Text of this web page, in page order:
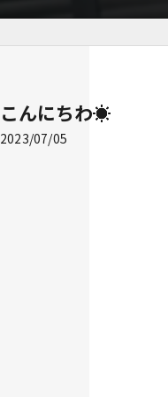
こんにちわ☀️
2023/07/05